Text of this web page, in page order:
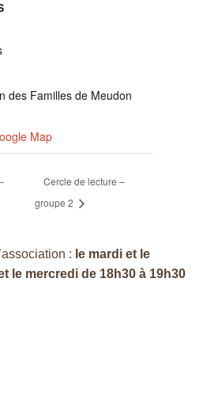
des Familles de Meudon
Map
Cercle de lecture –
groupe 2
: le mardi et le
le mercredi de 18h30 à 19h30